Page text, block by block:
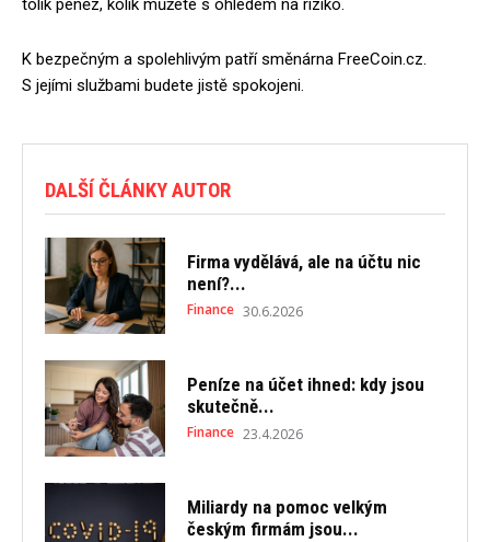
tolik peněz, kolik můžete s ohledem na riziko.
K bezpečným a spolehlivým patří směnárna FreeCoin.cz.
S jejími službami budete jistě spokojeni.
DALŠÍ ČLÁNKY AUTOR
Firma vydělává, ale na účtu nic
není?...
Finance 30.6.2026
Peníze na účet ihned: kdy jsou
skutečně...
Finance 23.4.2026
Miliardy na pomoc velkým
českým firmám jsou...